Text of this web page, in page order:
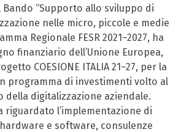
Bando “Supporto allo sviluppo di
nelle micro, piccole e medie
Regionale FESR 2021–2027, ha
finanziario dell’Unione Europea,
COESIONE ITALIA 21–27, per la
programma di investimenti volto al
della digitalizzazione aziendale.
riguardato l’implementazione di
e software, consulenze